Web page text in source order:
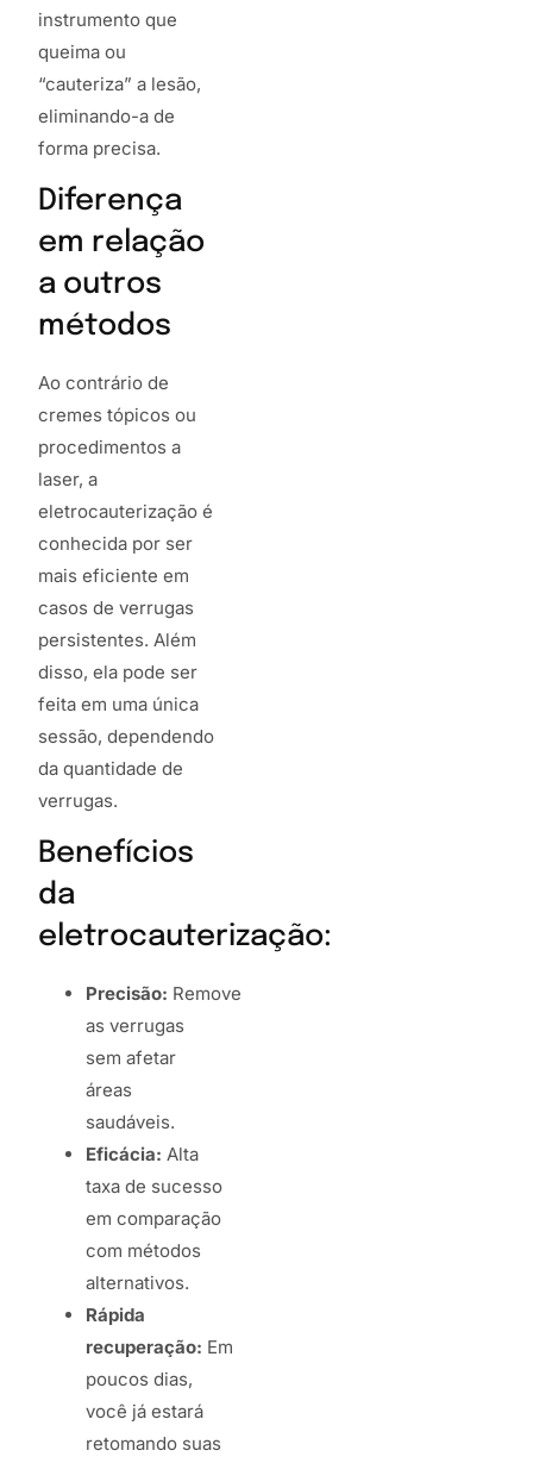
instrumento que
queima ou
“cauteriza” a lesão,
eliminando-a de
forma precisa.
Diferença
em relação
a outros
métodos
Ao contrário de
cremes tópicos ou
procedimentos a
laser, a
eletrocauterização é
conhecida por ser
mais eficiente em
casos de verrugas
persistentes. Além
disso, ela pode ser
feita em uma única
sessão, dependendo
da quantidade de
verrugas.
Benefícios
da
eletrocauterização:
Precisão: Remove
as verrugas
sem afetar
áreas
saudáveis.
Eficácia: Alta
taxa de sucesso
em comparação
com métodos
alternativos.
Rápida
recuperação: Em
poucos dias,
você já estará
retomando suas